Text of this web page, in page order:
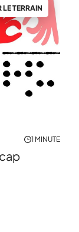
LE TERRAIN
1 MINUTE